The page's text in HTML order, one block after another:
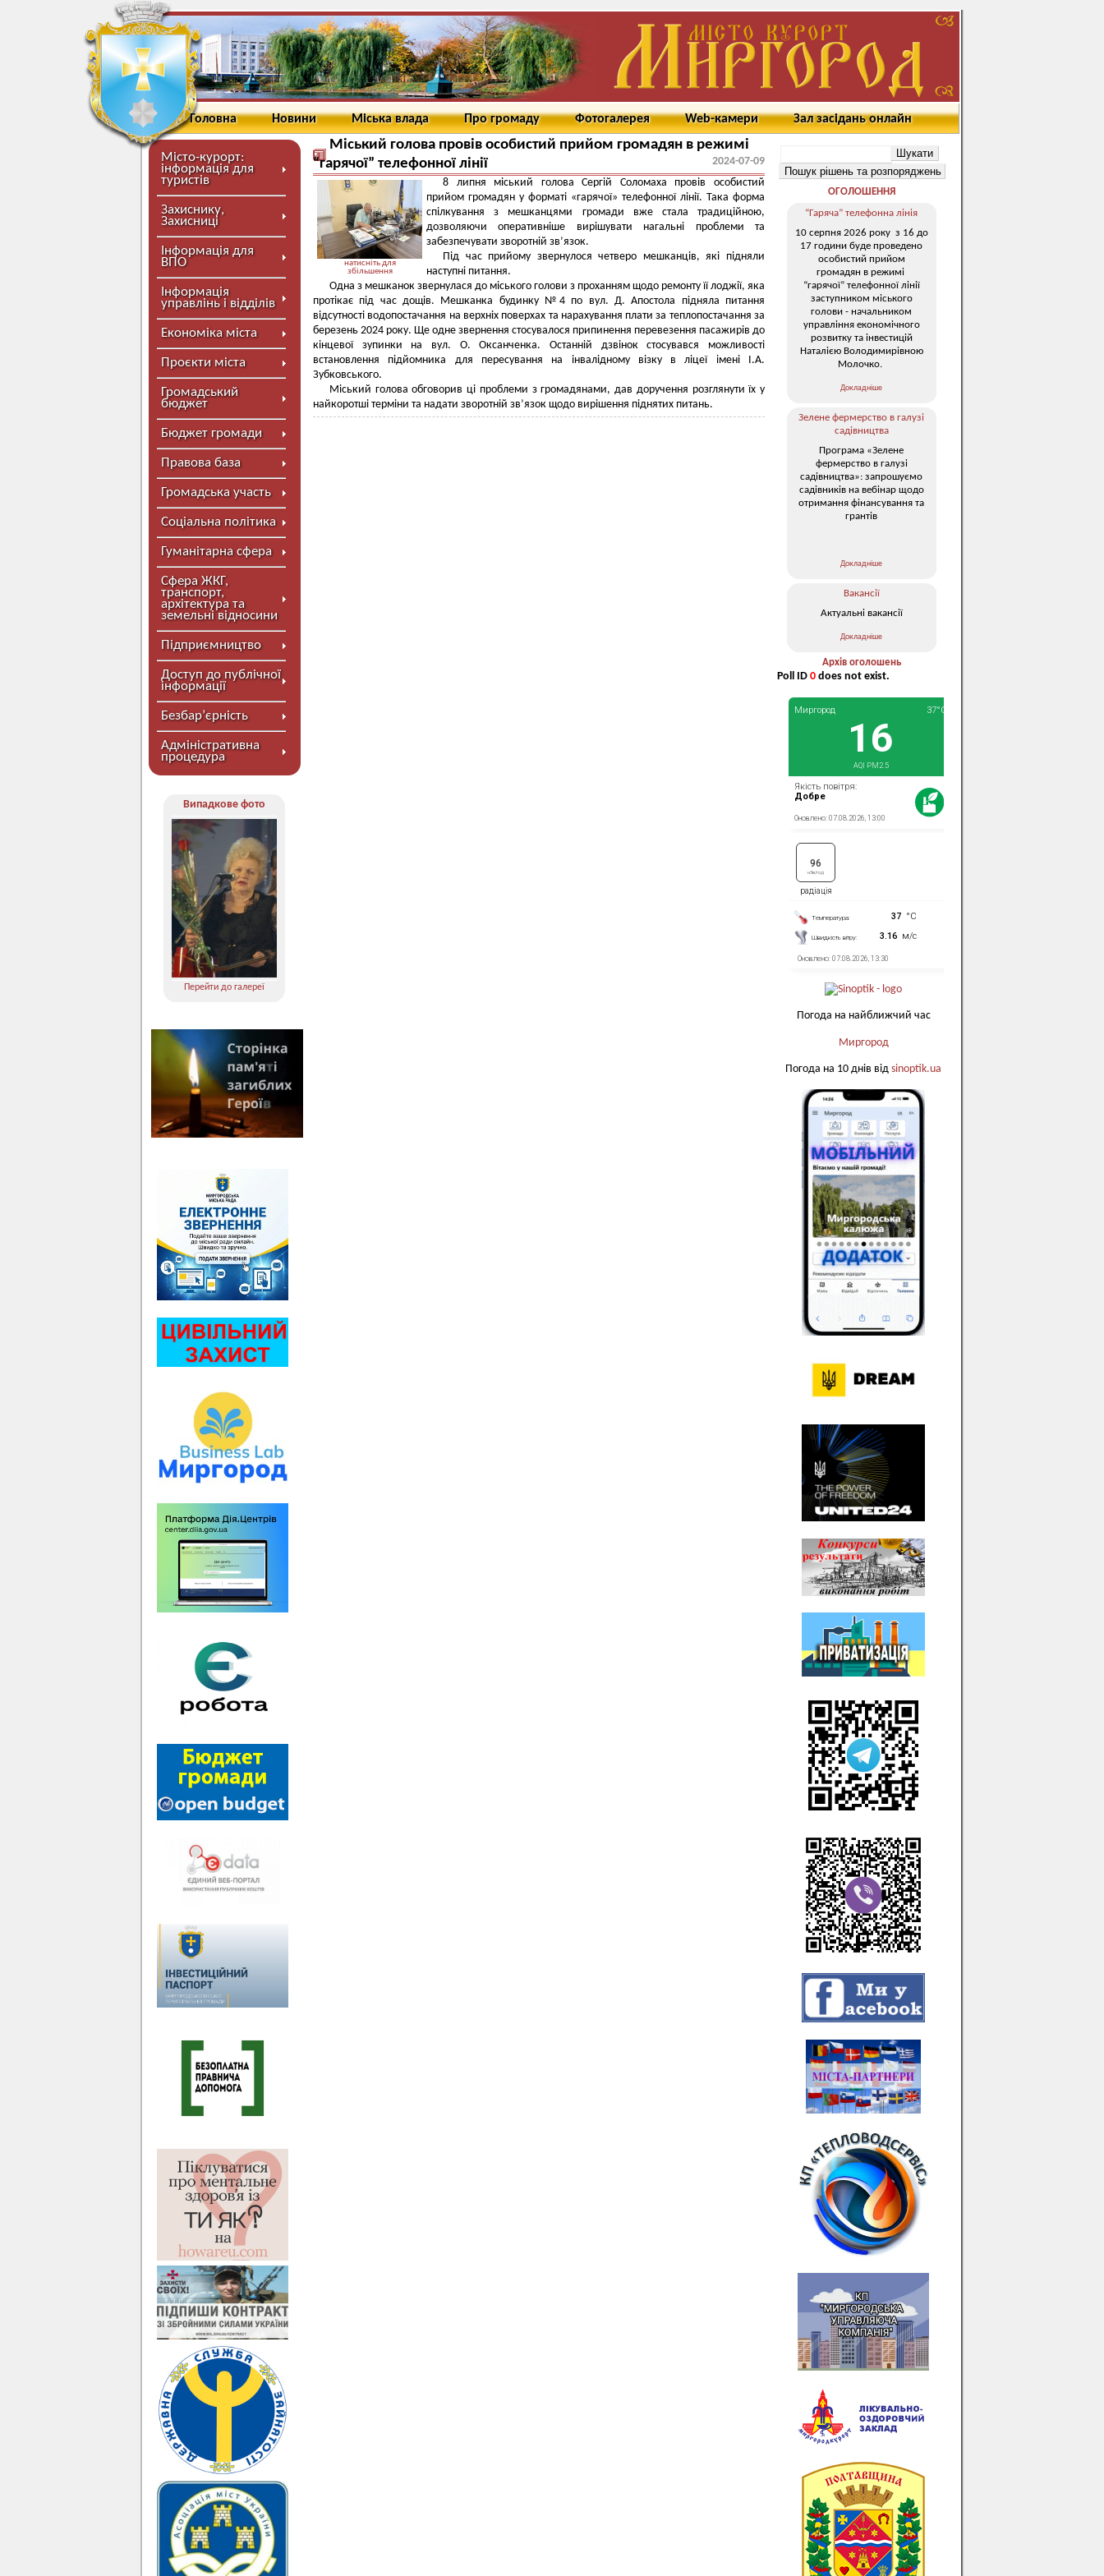
Головна Новини Міська влада Про громаду Фотогалерея Web-камери Зал засідань онлайн
Місто-курорт:
інформація для
туристів
Захиснику,
Захисниці
Інформація для
ВПО
Інформація
управлінь і відділів
Економіка міста
Проєкти міста
Громадський
бюджет
Бюджет громади
Правова база
Громадська участь
Соціальна політика
Гуманітарна сфера
Сфера ЖКГ,
транспорт,
архітектура та
земельні відносини
Підприємництво
Доступ до публічної
інформації
Безбар’єрність
Адміністративна
процедура
Випадкове фото
Перейти до галереї
Міський голова провів особистий прийом громадян в режимі
“гарячої” телефонної лінії
2024-07-09
натисніть для
збільшення
8 липня міський голова Сергій Соломаха провів особистий
прийом громадян у форматі «гарячої» телефонної лінії. Така форма
спілкування з мешканцями громади вже стала традиційною,
дозволяючи оперативніше вирішувати нагальні проблеми та
забезпечувати зворотній зв’язок.
Під час прийому звернулося четверо мешканців, які підняли
наступні питання.
Одна з мешканок звернулася до міського голови з проханням щодо ремонту її лоджії, яка
протікає під час дощів. Мешканка будинку №4 по вул. Д. Апостола підняла питання
відсутності водопостачання на верхніх поверхах та нарахування плати за теплопостачання за
березень 2024 року. Ще одне звернення стосувалося припинення перевезення пасажирів до
кінцевої зупинки на вул. О. Оксанченка. Останній дзвінок стосувався можливості
встановлення підйомника для пересування на інвалідному візку в ліцеї імені І.А.
Зубковського.
Міський голова обговорив ці проблеми з громадянами, дав доручення розглянути їх у
найкоротші терміни та надати зворотній зв’язок щодо вирішення піднятих питань.
ОГОЛОШЕННЯ
“Гаряча” телефонна лінія
10 серпня 2026 року з 16 до
17 години буде проведено
особистий прийом
громадян в режимі
“гарячої” телефонної лінії
заступником міського
голови - начальником
управління економічного
розвитку та інвестицій
Наталією Володимирівною
Молочко.
Докладніше
Зелене фермерство в галузі
садівництва
Програма «Зелене
фермерство в галузі
садівництва»: запрошуємо
садівників на вебінар щодо
отримання фінансування та
грантів
Докладніше
Вакансії
Актуальні вакансії
Докладніше
Архів оголошень
Poll ID 0 does not exist.
Погода на найближчий час
Миргород
Погода на 10 днів від sinoptik.ua